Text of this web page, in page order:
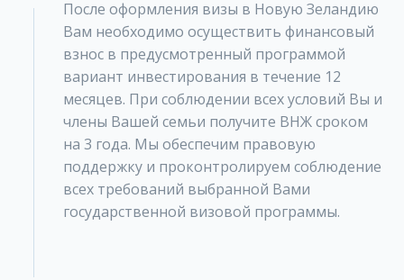
После оформления визы в Новую Зеландию
Вам необходимо осуществить финансовый
взнос в предусмотренный программой
вариант инвестирования в течение 12
месяцев. При соблюдении всех условий Вы и
члены Вашей семьи получите ВНЖ сроком
на 3 года. Мы обеспечим правовую
поддержку и проконтролируем соблюдение
всех требований выбранной Вами
государственной визовой программы.